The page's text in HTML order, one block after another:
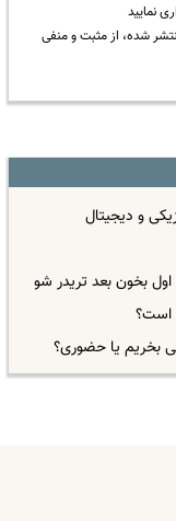
نمایید
شده، از مثبت و منفی
و دیجیتال
بخون بعد تریدر شو
بخریم یا حضوری؟